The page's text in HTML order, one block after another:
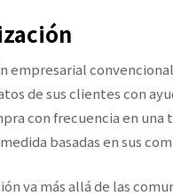
empresarial
de sus clientes con
con frecuencia en
basadas en sus
va más allá de las